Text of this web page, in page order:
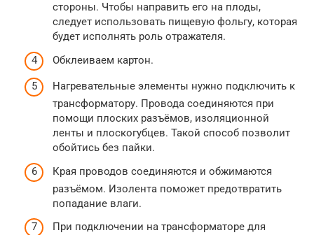
стороны. Чтобы направить его на плоды,
следует использовать пищевую фольгу, которая
будет исполнять роль отражателя.
Обклеиваем картон.
Нагревательные элементы нужно подключить к
трансформатору. Провода соединяются при
помощи плоских разъёмов, изоляционной
ленты и плоскогубцев. Такой способ позволит
обойтись без пайки.
Края проводов соединяются и обжимаются
разъёмом. Изолента поможет предотвратить
попадание влаги.
При подключении на трансформаторе для